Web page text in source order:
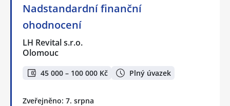
Nadstandardní finanční
ohodnocení
LH Revital s.r.o.
Olomouc
45 000 – 100 000 Kč Plný úvazek
Zveřejněno: 7. srpna